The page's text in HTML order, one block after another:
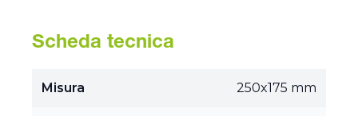
Scheda tecnica
Misura 250x175 mm